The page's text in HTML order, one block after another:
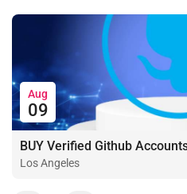
Aug
09
BUY Verified Github
Los Angeles